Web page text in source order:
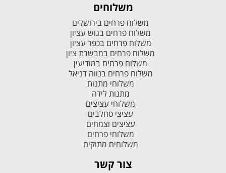
משלוחים
משלוח פרחים בירושלים
משלוח פרחים בגוש עציון
משלוח פרחים בכפר עציון
משלוח פרחים במבשרת ציון
משלוח פרחים במודיעין
משלוח פרחים בנווה דניאל
משלוחי מתנות
מתנות לידה
משלוחי עציצים
עציצי סחלבים
עציצים וצמחים
משלוחי פרחים
משלוחים מתוקים
צור קשר